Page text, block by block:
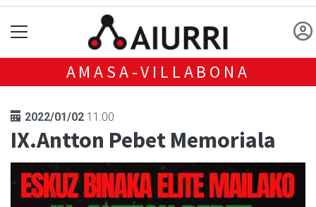
AMASA-VILLABONA
2022/01/02 11:00
IX.Antton Pebet Memoriala